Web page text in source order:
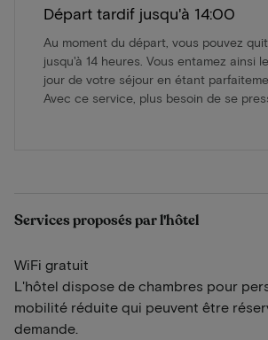
Départ tardif jusqu'à 14:00
Au moment du départ, vous pouvez
jusqu'à 14 heures. Vous entamez ainsi
jour de votre séjour en étant
Avec ce service, plus besoin de se
Services proposés par l'hôtel
WiFi gratuit
L'hôtel dispose de chambres pour
mobilité réduite qui peuvent être
demande.